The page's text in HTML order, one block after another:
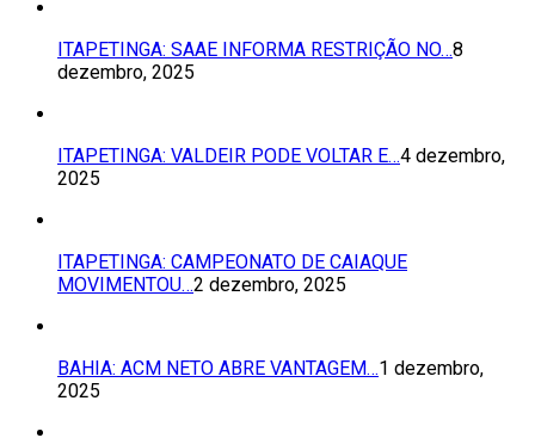
ITAPETINGA: SAAE INFORMA RESTRIÇÃO NO…8
dezembro, 2025
ITAPETINGA: VALDEIR PODE VOLTAR E…4 dezembro,
2025
ITAPETINGA: CAMPEONATO DE CAIAQUE
MOVIMENTOU…2 dezembro, 2025
BAHIA: ACM NETO ABRE VANTAGEM…1 dezembro,
2025